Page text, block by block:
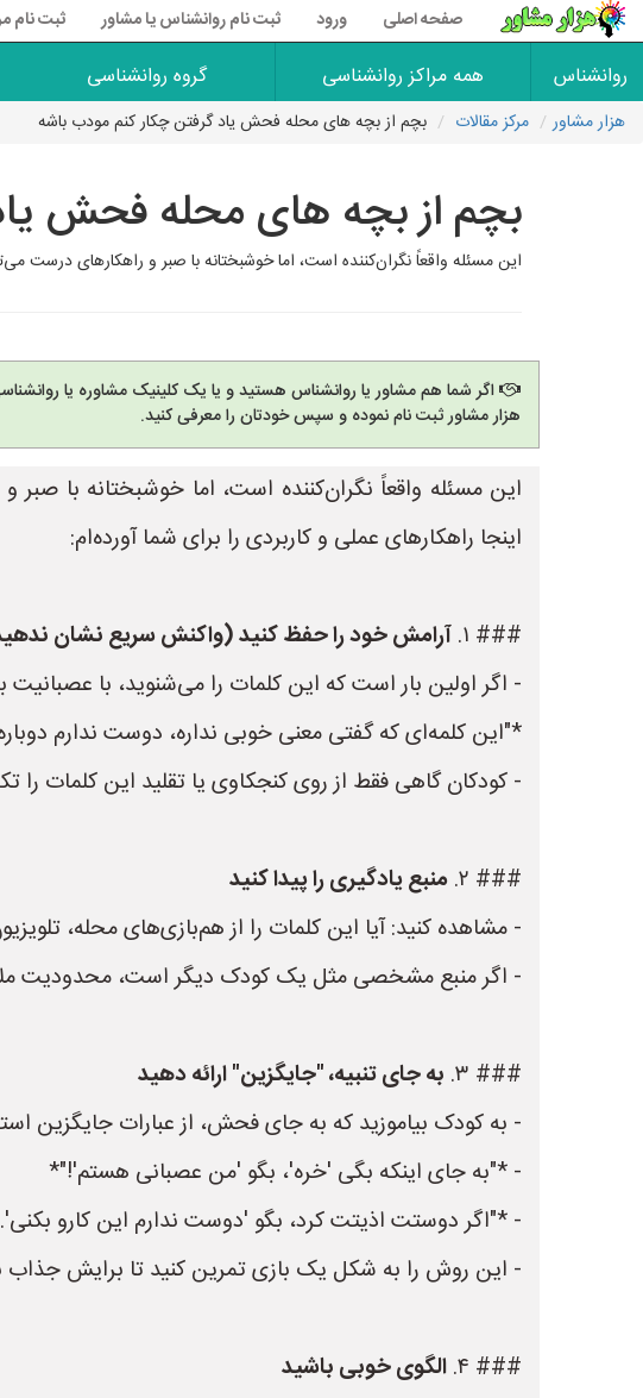
صفحه اصلی ورود ثبت نام روانشناس یا مشاور ثبت نام
روانشناس همه مراکز روانشناسی گروه روانشناسی
هزار مشاور مرکز مقالات بچم از بچه های محله فحش یاد گرفتن چکار کنم مودب باشه
بچم از بچه های محله فحش
این مسئله واقعاً نگران‌کننده است، اما خوشبختانه با صبر و راهکارهای درست
اگر شما هم مشاور یا روانشناس هستید و یا یک کلینیک مشاوره یا
هزار مشاور ثبت نام نموده و سپس خودتان را معرفی کنید.
این مسئله واقعاً نگران‌کننده است، اما خوشبختانه با
اینجا راهکارهای عملی و کاربردی را برای شما آورده‌ام:
### ۱.
آرامش خود را حفظ کنید (واکنش سریع نشان
- اگر اولین بار است که این کلمات را می‌شنوید، با
*"این کلمه‌ای که گفتی معنی خوبی نداره، دوست ندارم
- کودکان گاهی فقط از روی کنجکاوی یا تقلید این کلمات را
### ۲.
منبع یادگیری را پیدا کنید
- مشاهده کنید: آیا این کلمات را از هم‌بازی‌های محله،
- اگر منبع مشخصی مثل یک کودک دیگر است، محدودیت
### ۳.
به جای تنبیه، "جایگزین" ارائه دهید
- به کودک بیاموزید که به جای فحش، از عبارات جایگزین
- *"به جای اینکه بگی 'خره'، بگو 'من عصبانی هستم'!"*
- *"اگر دوستت اذیتت کرد، بگو 'دوست ندارم این کارو
- این روش را به شکل یک بازی تمرین کنید تا برایش جذاب
### ۴.
الگوی خوبی باشید